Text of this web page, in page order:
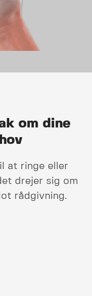
om dine
at ringe eller
drejer sig om
rådgivning.